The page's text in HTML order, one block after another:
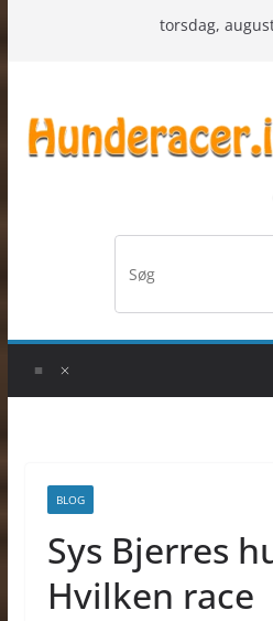
torsdag,
BLOG
Sys Bjerres
Hvilken race